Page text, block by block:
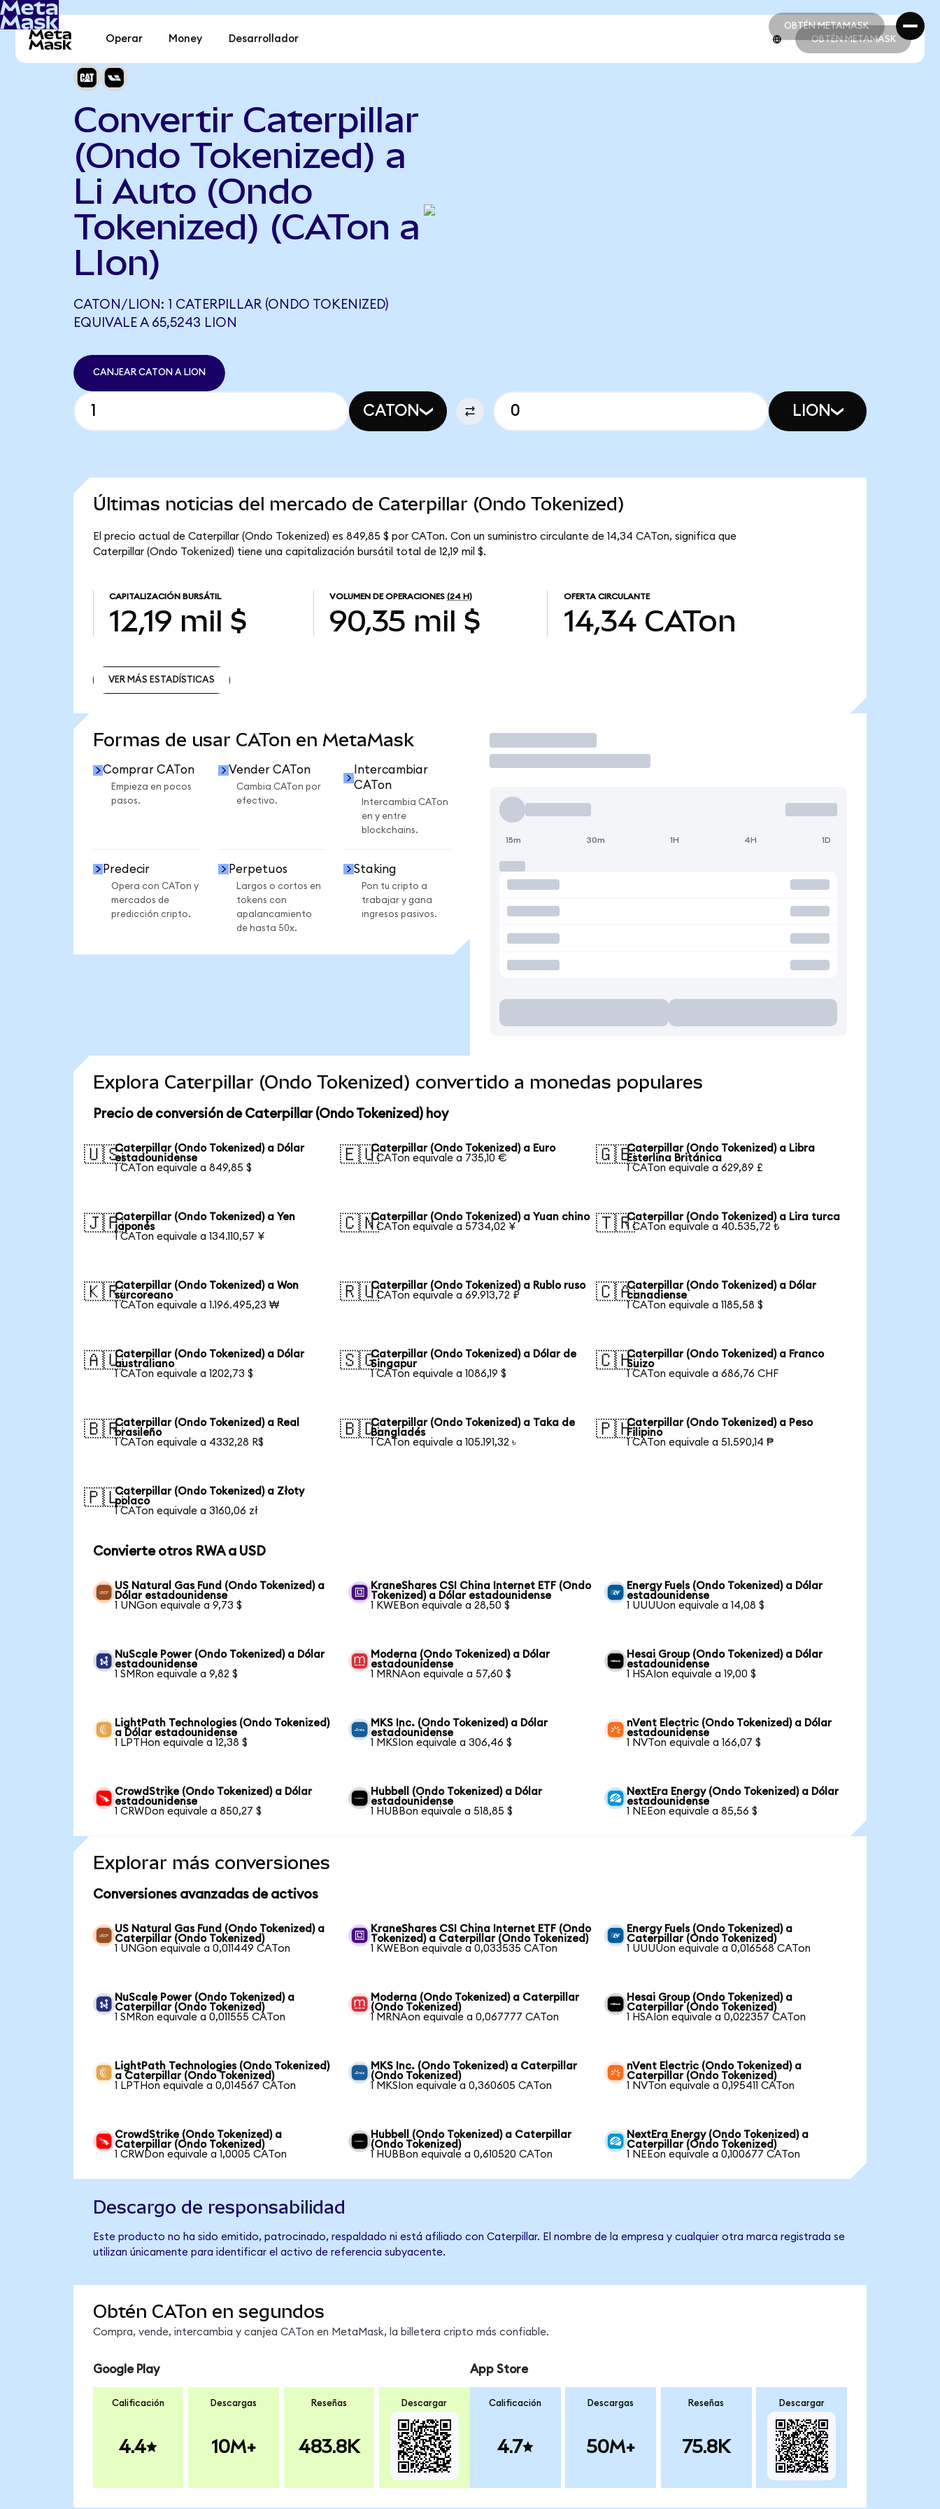
OBTÉN METAMASK
OBTÉN METAMASK
Operar Money Desarrollador OBTÉN METAMASK
Convertir Caterpillar
(Ondo Tokenized) a
Li Auto (Ondo
Tokenized) (CATon a
LIon)
CATON/LION: 1 CATERPILLAR (ONDO TOKENIZED)
EQUIVALE A 65,5243 LION
CANJEAR CATON A LION
CATON LION
Últimas noticias del mercado de Caterpillar (Ondo Tokenized)
El precio actual de Caterpillar (Ondo Tokenized) es 849,85 $ por CATon. Con un suministro circulante de 14,34 CATon, significa que
Caterpillar (Ondo Tokenized) tiene una capitalización bursátil total de 12,19 mil $.
CAPITALIZACIÓN BURSÁTIL
12,19 mil $
VOLUMEN DE OPERACIONES (24 H)
90,35 mil $
OFERTA CIRCULANTE
14,34 CATon
VER MÁS ESTADÍSTICAS
Formas de usar CATon en MetaMask
Comprar CATon
Empieza en pocos
pasos.
Vender CATon
Cambia CATon por
efectivo.
Intercambiar
CATon
Intercambia CATon
en y entre
blockchains.
Predecir
Opera con CATon y
mercados de
predicción cripto.
Perpetuos
Largos o cortos en
tokens con
apalancamiento
de hasta 50x.
Staking
Pon tu cripto a
trabajar y gana
ingresos pasivos.
Operar
15m 30m 1H 4H 1D
Explora Caterpillar (Ondo Tokenized) convertido a monedas populares
Precio de conversión de Caterpillar (Ondo Tokenized) hoy
🇺🇸Caterpillar (Ondo Tokenized) a Dólar
estadounidense
1 CATon equivale a 849,85 $
🇪🇺Caterpillar (Ondo Tokenized) a Euro
1 CATon equivale a 735,10 €
🇬🇧Caterpillar (Ondo Tokenized) a Libra
Esterlina Británica
1 CATon equivale a 629,89 £
🇯🇵Caterpillar (Ondo Tokenized) a Yen
japonés
1 CATon equivale a 134.110,57 ¥
🇨🇳Caterpillar (Ondo Tokenized) a Yuan chino
1 CATon equivale a 5734,02 ¥
🇹🇷Caterpillar (Ondo Tokenized) a Lira turca
1 CATon equivale a 40.535,72 ₺
🇰🇷Caterpillar (Ondo Tokenized) a Won
surcoreano
1 CATon equivale a 1.196.495,23 ₩
🇷🇺Caterpillar (Ondo Tokenized) a Rublo ruso
1 CATon equivale a 69.913,72 ₽
🇨🇦Caterpillar (Ondo Tokenized) a Dólar
canadiense
1 CATon equivale a 1185,58 $
🇦🇺Caterpillar (Ondo Tokenized) a Dólar
australiano
1 CATon equivale a 1202,73 $
🇸🇬Caterpillar (Ondo Tokenized) a Dólar de
Singapur
1 CATon equivale a 1086,19 $
🇨🇭Caterpillar (Ondo Tokenized) a Franco
Suizo
1 CATon equivale a 686,76 CHF
🇧🇷Caterpillar (Ondo Tokenized) a Real
brasileño
1 CATon equivale a 4332,28 R$
🇧🇩Caterpillar (Ondo Tokenized) a Taka de
Bangladés
1 CATon equivale a 105.191,32 ৳
🇵🇭Caterpillar (Ondo Tokenized) a Peso
Filipino
1 CATon equivale a 51.590,14 ₱
🇵🇱Caterpillar (Ondo Tokenized) a Złoty
polaco
1 CATon equivale a 3160,06 zł
Convierte otros RWA a USD
US Natural Gas Fund (Ondo Tokenized) a
Dólar estadounidense
1 UNGon equivale a 9,73 $
KraneShares CSI China Internet ETF (Ondo
Tokenized) a Dólar estadounidense
1 KWEBon equivale a 28,50 $
Energy Fuels (Ondo Tokenized) a Dólar
estadounidense
1 UUUUon equivale a 14,08 $
NuScale Power (Ondo Tokenized) a Dólar
estadounidense
1 SMRon equivale a 9,82 $
Moderna (Ondo Tokenized) a Dólar
estadounidense
1 MRNAon equivale a 57,60 $
Hesai Group (Ondo Tokenized) a Dólar
estadounidense
1 HSAIon equivale a 19,00 $
LightPath Technologies (Ondo Tokenized)
a Dólar estadounidense
1 LPTHon equivale a 12,38 $
MKS Inc. (Ondo Tokenized) a Dólar
estadounidense
1 MKSIon equivale a 306,46 $
nVent Electric (Ondo Tokenized) a Dólar
estadounidense
1 NVTon equivale a 166,07 $
CrowdStrike (Ondo Tokenized) a Dólar
estadounidense
1 CRWDon equivale a 850,27 $
Hubbell (Ondo Tokenized) a Dólar
estadounidense
1 HUBBon equivale a 518,85 $
NextEra Energy (Ondo Tokenized) a Dólar
estadounidense
1 NEEon equivale a 85,56 $
Explorar más conversiones
Conversiones avanzadas de activos
US Natural Gas Fund (Ondo Tokenized) a
Caterpillar (Ondo Tokenized)
1 UNGon equivale a 0,011449 CATon
KraneShares CSI China Internet ETF (Ondo
Tokenized) a Caterpillar (Ondo Tokenized)
1 KWEBon equivale a 0,033535 CATon
Energy Fuels (Ondo Tokenized) a
Caterpillar (Ondo Tokenized)
1 UUUUon equivale a 0,016568 CATon
NuScale Power (Ondo Tokenized) a
Caterpillar (Ondo Tokenized)
1 SMRon equivale a 0,011555 CATon
Moderna (Ondo Tokenized) a Caterpillar
(Ondo Tokenized)
1 MRNAon equivale a 0,067777 CATon
Hesai Group (Ondo Tokenized) a
Caterpillar (Ondo Tokenized)
1 HSAIon equivale a 0,022357 CATon
LightPath Technologies (Ondo Tokenized)
a Caterpillar (Ondo Tokenized)
1 LPTHon equivale a 0,014567 CATon
MKS Inc. (Ondo Tokenized) a Caterpillar
(Ondo Tokenized)
1 MKSIon equivale a 0,360605 CATon
nVent Electric (Ondo Tokenized) a
Caterpillar (Ondo Tokenized)
1 NVTon equivale a 0,195411 CATon
CrowdStrike (Ondo Tokenized) a
Caterpillar (Ondo Tokenized)
1 CRWDon equivale a 1,0005 CATon
Hubbell (Ondo Tokenized) a Caterpillar
(Ondo Tokenized)
1 HUBBon equivale a 0,610520 CATon
NextEra Energy (Ondo Tokenized) a
Caterpillar (Ondo Tokenized)
1 NEEon equivale a 0,100677 CATon
Descargo de responsabilidad
Este producto no ha sido emitido, patrocinado, respaldado ni está afiliado con Caterpillar. El nombre de la empresa y cualquier otra marca registrada se
utilizan únicamente para identificar el activo de referencia subyacente.
Obtén CATon en segundos
Compra, vende, intercambia y canjea CATon en MetaMask, la billetera cripto más confiable.
Google Play
Calificación
4.4
Descargas
10M+
Reseñas
483.8K
Descargar
App Store
Calificación
4.7
Descargas
50M+
Reseñas
75.8K
Descargar